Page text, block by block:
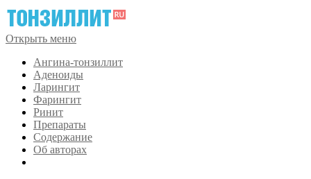
Открыть меню
Ангина-тонзиллит
Аденоиды
Ларингит
Фарингит
Ринит
Препараты
Содержание
Об авторах